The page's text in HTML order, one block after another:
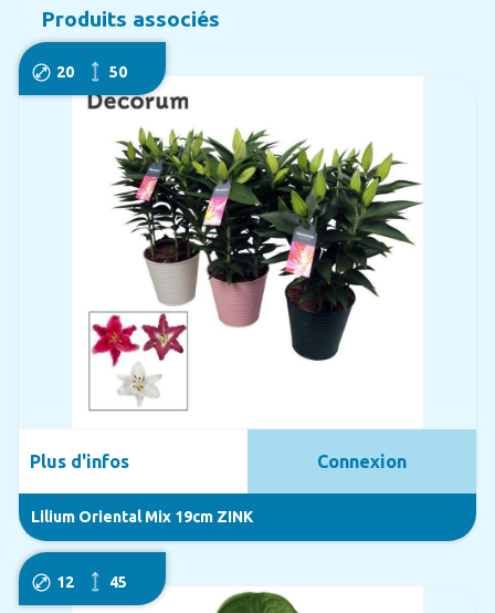
Produits associés
20 50
Lilium Oriental Mix 19cm ZINK
Plus d'infos Connexion
12 45